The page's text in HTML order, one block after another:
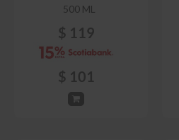
500 ML
$ 119
$ 101